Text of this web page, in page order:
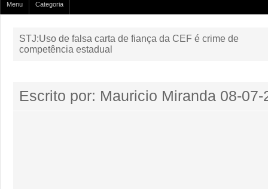
Menu Categoria
STJ:Uso de falsa carta de fiança da CEF é crime de
competência estadual
Escrito por: Mauricio Miranda 08-07-